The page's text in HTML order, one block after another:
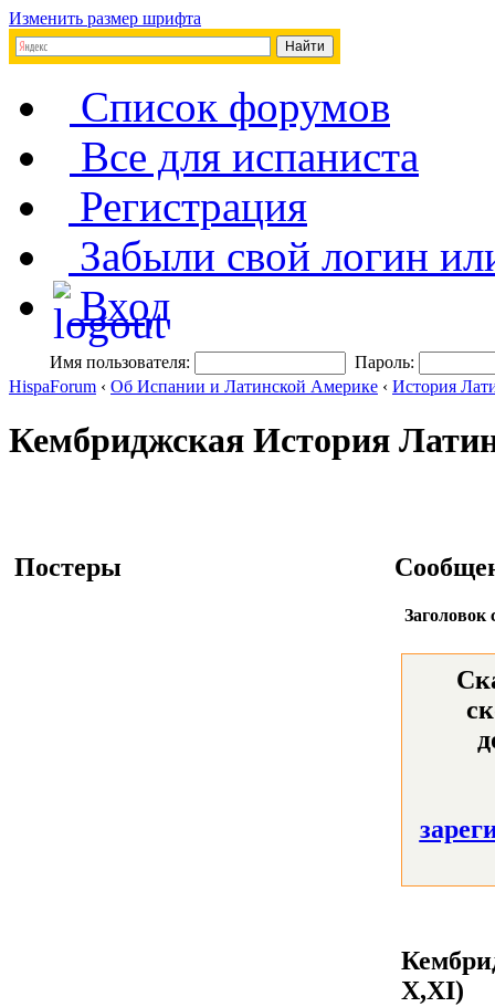
Изменить размер шрифта
Список форумов
Все для испаниста
Регистрация
Забыли свой логин
Вход
Имя пользователя:
Пароль:
HispaForum ‹ Об Испании и Латинской Америке ‹ История
Кембриджская История
Постеры
Заголовок
X,XI)